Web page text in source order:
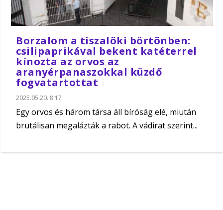
Borzalom a tiszalöki börtönben:
csilipaprikával bekent katéterrel
kínozta az orvos az
aranyérpanaszokkal küzdő
fogvatartottat
2025.05.20. 8:17
Egy orvos és három társa áll bíróság elé, miután
brutálisan megalázták a rabot. A vádirat szerint...